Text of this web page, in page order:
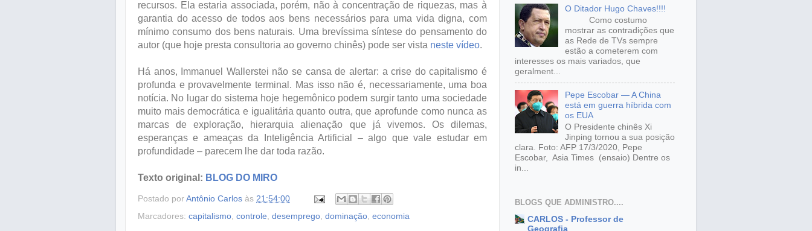
recursos. Ela estaria associada, porém, não à concentração de riquezas, mas à
garantia do acesso de todos aos bens necessários para uma vida digna, com
mínimo consumo dos bens naturais. Uma brevíssima síntese do pensamento do
autor (que hoje presta consultoria ao governo chinês) pode ser vista neste vídeo.
Há anos, Immanuel Wallerstei não se cansa de alertar: a crise do capitalismo é
profunda e provavelmente terminal. Mas isso não é, necessariamente, uma boa
notícia. No lugar do sistema hoje hegemônico podem surgir tanto uma sociedade
muito mais democrática e igualitária quanto outra, que aprofunde como nunca as
marcas de exploração, hierarquia alienação que já vivemos. Os dilemas,
esperanças e ameaças da Inteligência Artificial – algo que vale estudar em
profundidade – parecem lhe dar toda razão.
Texto original: BLOG DO MIRO
Postado porAntônio Carlos às 21:54:00
Marcadores: capitalismo controle desemprego dominação economia
O Ditador Hugo Chaves!!!!
Como costumo
mostrar as contradições que
as Rede de TVs sempre
estão a cometerem com
interesses os mais variados, que
geralment...
Pepe Escobar — A China
está em guerra híbrida com
os EUA
O Presidente chinês Xi
Jinping tornou a sua posição
clara. Foto: AFP 17/3/2020, Pepe
Escobar, Asia Times (ensaio) Dentre os
in...
BLOGS QUE ADMINISTRO....
CARLOS - Professor de
Geografia